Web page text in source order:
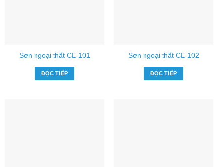
Sơn ngoại thất CE-101
ĐỌC TIẾP
Sơn ngoại thất CE-102
ĐỌC TIẾP